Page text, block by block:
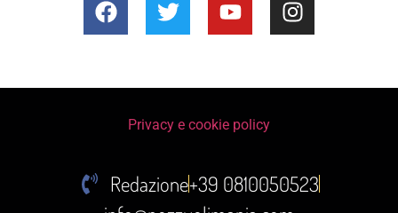
Redazione+39 0810050523
Privacy e cookie policy